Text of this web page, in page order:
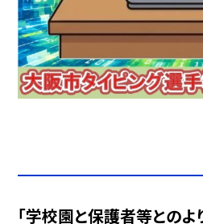
「学校園と保護者等とのよ